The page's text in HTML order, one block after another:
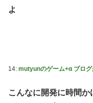
亡き叔母の遺書「
展開を迎えて婚約者
高配当をうたった「
よ
14: mutyunのゲーム+α ブログ
こんなに開発に時間